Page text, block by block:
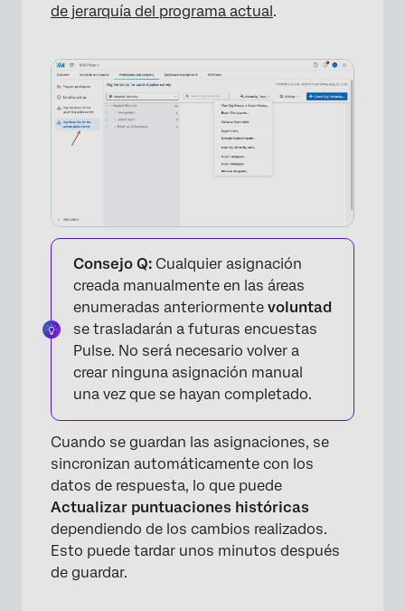
×
×
de jerarquía del programa actual .
Consejo Q: Cualquier asignación
creada manualmente en las áreas
enumeradas anteriormente voluntad
se trasladarán a futuras encuestas
Pulse. No será necesario volver a
crear ninguna asignación manual
una vez que se hayan completado.
Cuando se guardan las asignaciones, se
sincronizan automáticamente con los
datos de respuesta, lo que puede
Actualizar puntuaciones históricas
dependiendo de los cambios realizados.
Esto puede tardar unos minutos después
de guardar.